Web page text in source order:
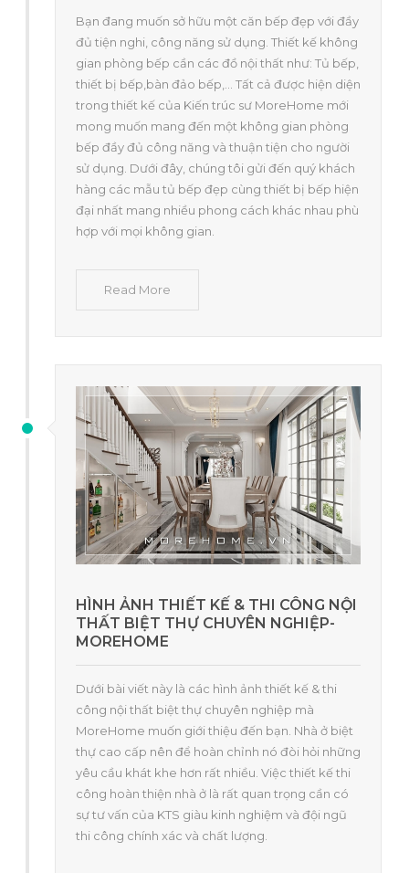
Bạn đang muốn sở hữu một căn bếp đẹp với đầy
đủ tiện nghi, công năng sử dụng. Thiết kế không
gian phòng bếp cần các đồ nội thất như: Tủ bếp,
thiết bị bếp,bàn đảo bếp,... Tất cả được hiện diện
trong thiết kế của Kiến trúc sư MoreHome mới
mong muốn mang đến một không gian phòng
bếp đầy đủ công năng và thuận tiện cho người
sử dụng. Dưới đây, chúng tôi gửi đến quý khách
hàng các mẫu tủ bếp đẹp cùng thiết bị bếp hiện
đại nhất mang nhiều phong cách khác nhau phù
hợp với mọi không gian.
Read More
HÌNH ẢNH THIẾT KẾ & THI CÔNG NỘI
THẤT BIỆT THỰ CHUYÊN NGHIỆP-
MOREHOME
Dưới bài viết này là các hình ảnh thiết kế & thi
công nội thất biệt thự chuyên nghiệp mà
MoreHome muốn giới thiệu đến bạn. Nhà ở biệt
thự cao cấp nên để hoàn chỉnh nó đòi hỏi những
yêu cầu khát khe hơn rất nhiều. Việc thiết kế thi
công hoàn thiện nhà ở là rất quan trọng cần có
sự tư vấn của KTS giàu kinh nghiệm và đội ngũ
thi công chính xác và chất lượng.